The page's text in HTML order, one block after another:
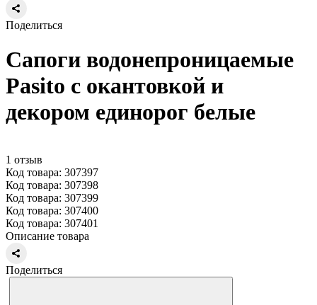
Поделиться
Сапоги водонепроницаемые
Pasito с окантовкой и
декором единорог белые
1 отзыв
Код товара: 307397
Код товара: 307398
Код товара: 307399
Код товара: 307400
Код товара: 307401
Описание товара
Поделиться